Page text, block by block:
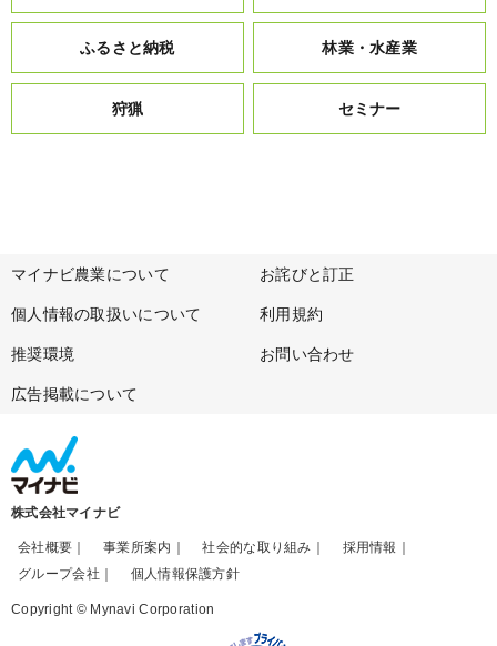
ふるさと納税 林業・水産業
狩猟 セミナー
マイナビ農業について お詫びと訂正
個人情報の取扱いについて 利用規約
推奨環境 お問い合わせ
広告掲載について
株式会社マイナビ
会社概要 事業所案内 社会的な取り組み
採用情報
グループ会社
個人情報保護方針
Copyright © Mynavi Corporation